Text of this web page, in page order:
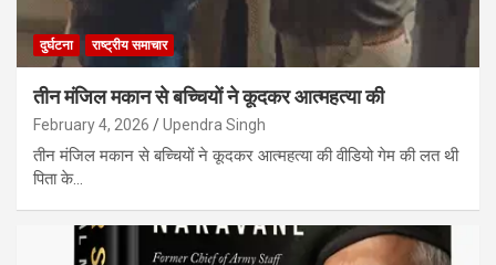
दुर्घटना राष्ट्रीय समाचार
तीन मंजिल मकान से बच्चियों ने कूदकर आत्महत्या की
February 4, 2026 Upendra Singh
तीन मंजिल मकान से बच्चियों ने कूदकर आत्महत्या की वीडियो गेम की लत थी
पिता के…